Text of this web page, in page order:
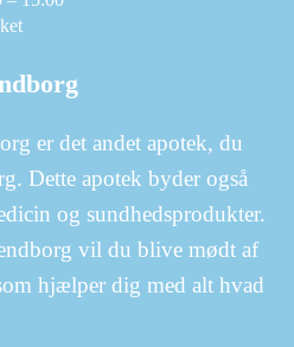
er det andet apotek, du
Dette apotek byder også
og sundhedsprodukter.
vil du blive mødt af
hjælper dig med alt hvad